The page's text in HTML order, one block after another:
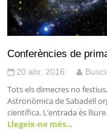
Conferències de
20 abr. 2016
Tots els dimecres no
Astronòmica de Sabadell
científica. L’entrada és
Llegeix-ne més…